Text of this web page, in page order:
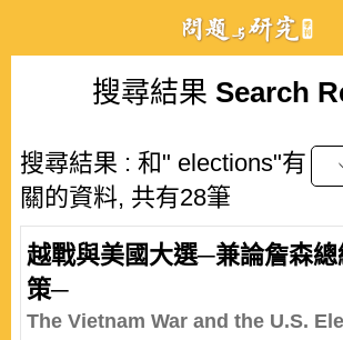
搜尋結果 Search
搜尋結果 : 和" elections"有
關的資料, 共有28筆
越戰與美國大選─兼論詹森
策─
The Vietnam War and the U.S.